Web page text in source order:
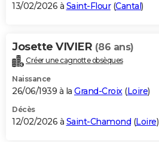
13/02/2026 à Saint-Flour(Cantal)
Josette VIVIER (86 ans)
Créer une cagnotte obsèques
Naissance
26/06/1939 à la Grand-Croix(Loire)
Décès
12/02/2026 à Saint-Chamond (Loire)